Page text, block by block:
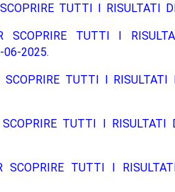
TUTTI I RISULTATI
SCOPRIRE TUTTI I
06-2025.
SCOPRIRE TUTTI I RISULTATI
TUTTI I RISULTATI
SCOPRIRE TUTTI I